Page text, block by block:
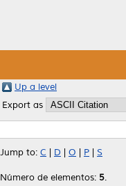
Up a level
Export as
Jump to: C D O P S
Número de elementos: 5.